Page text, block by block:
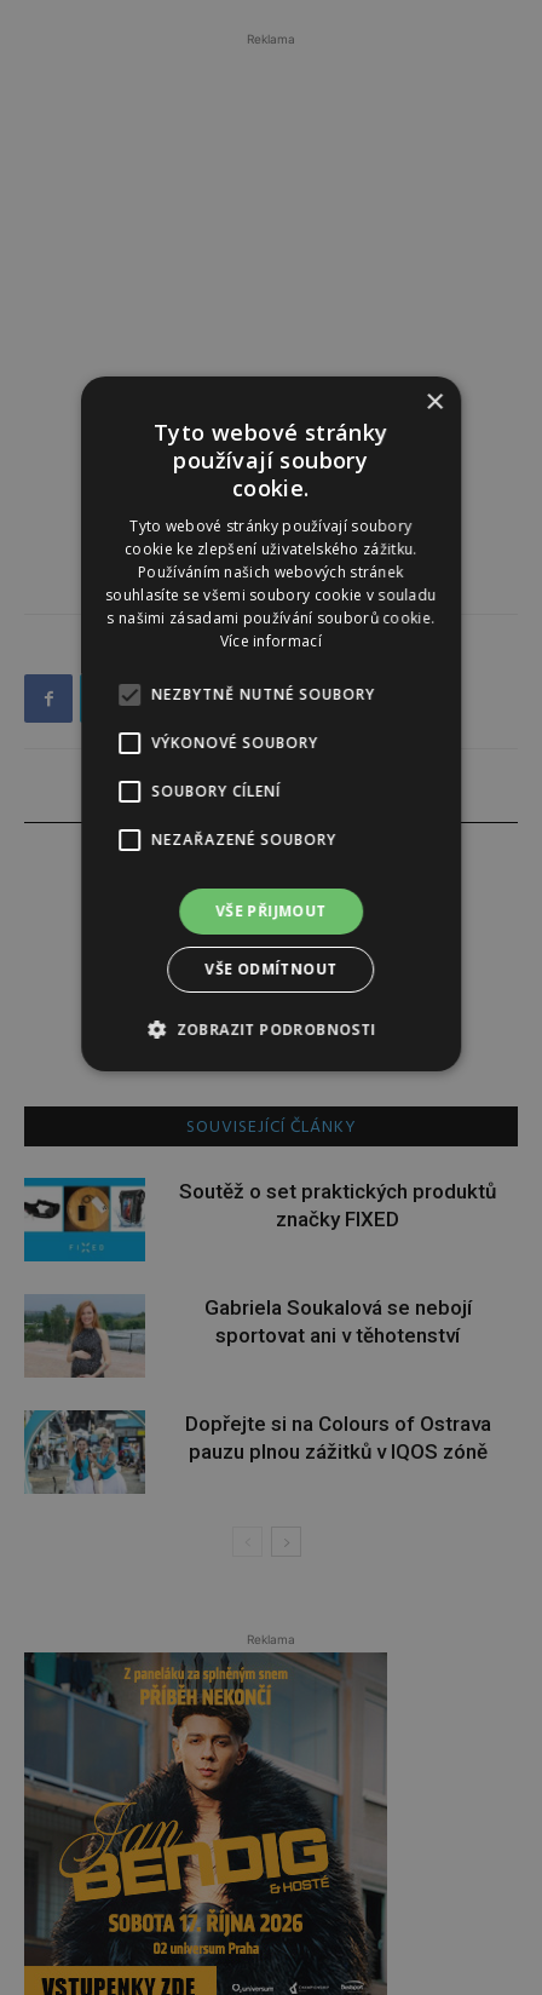
Reklama
Redakce
Redakce magazínu Instinkt.
SOUVISEJÍCÍ ČLÁNKY
Soutěž o set praktických produktů
značky FIXED
Gabriela Soukalová se nebojí
sportovat ani v těhotenství
Dopřejte si na Colours of Ostrava
pauzu plnou zážitků v IQOS zóně
Reklama
×
Tyto webové stránky
používají soubory
cookie.
Tyto webové stránky používají soubory
cookie ke zlepšení uživatelského zážitku.
Používáním našich webových stránek
souhlasíte se všemi soubory cookie v souladu
s našimi zásadami používání souborů cookie.
Více informací
NEZBYTNĚ NUTNÉ SOUBORY
VÝKONOVÉ SOUBORY
SOUBORY CÍLENÍ
NEZAŘAZENÉ SOUBORY
VŠE PŘIJMOUT
VŠE ODMÍTNOUT
ZOBRAZIT PODROBNOSTI